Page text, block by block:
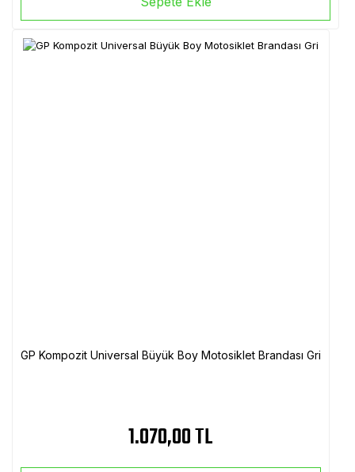
GP Kompozit Universal Büyük Boy Motosiklet Brandası Gri
1.070,00 TL